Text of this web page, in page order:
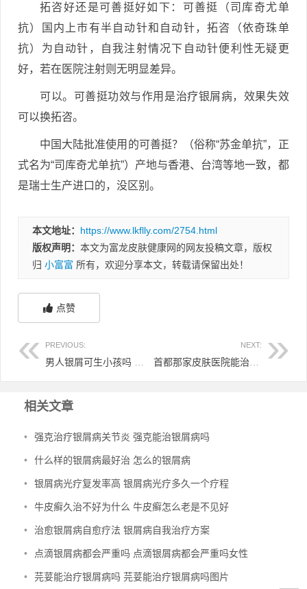
拓咨好还是可善挺好如下：可善挺（司库奇尤单
抗）国内上市有半自动针和自动针，拓咨（依奇珠单
抗）为自动针，自我注射情况下自动针便利性无疑更
好，若在医院注射则无明显差异。
可以。可善挺功效与作用是治疗银屑病，效果失效
可以换拓咨。
中国大陆批准使用的可善挺？（俗称“苏金单抗”，正
式名为“司库奇尤单抗”）产地与香港、台湾等地一致，都
是瑞士生产进口的，没区别。
本文地址： https://www.lkflly.com/2754.html
版权声明： 本文为富龙皮肤健康网的网友投稿文章，版权
归 小富富 所有，欢迎分享本文，转载请保留出处！
点赞
PREVIOUS: NEXT:
相关文章
• 强克治疗银屑病关节炎 强克能治银屑病吗
• 什么样的银屑病最好治 怎么的银屑病
• 银屑病光疗复发率高 银屑病光疗多久一个疗程
• 牛皮癣久治不好为什么 牛皮癣怎么老是不见好
• 治愈银屑病自愈疗法 银屑病自我治疗方案
• 点滴银屑病都会严重吗 点滴银屑病都会严重吗女性
• 芫荽能治疗银屑病吗 芫荽能治疗银屑病吗图片